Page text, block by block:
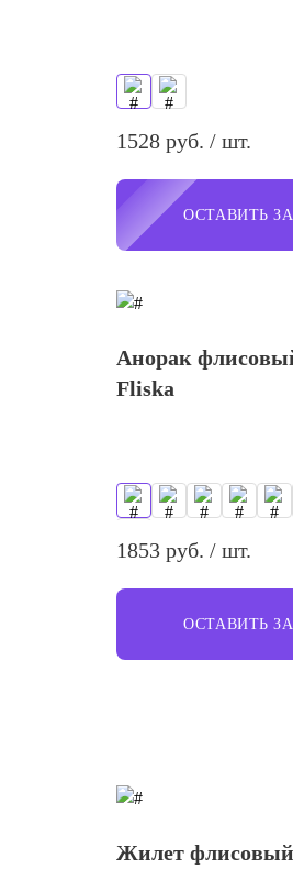
1528 руб. / шт.
ОСТАВИТЬ
Анорак
Fliska
1853 руб. / шт.
ОСТАВИТЬ
Жилет флисовый